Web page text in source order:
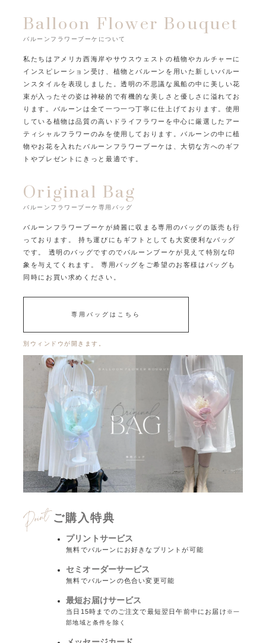
Balloon Flower Bouquet
バルーンフラワーブーケについて
私たちはアメリカ西海岸やサウスウェストの植物やカルチャーに
インスピレーション受け、 植物とバルーンを用いた新しいバルー
ンスタイルを表現しました。透明の不思議な風船の中に美しい花
束が入ったその姿は 神秘的で有機的な美しさと優しさに溢れてお
ります。
バルーンは全て一つ一つ丁寧に仕上げております。 使用
している植物は品質の高いドライフラワーを中心に 厳選したアー
ティシャルフラワーのみを使用しております。 バルーンの中に植
物やお花を入れたバルーンフラワーブーケは、大切な方へのギフ
トやプレゼントにきっと最適です。
Original Bag
バルーンフラワーブーケ専用バッグ
バルーンフラワーブーケが綺麗に収まる専用のバッグの販売も行
っております。
持ち運びにもギフトとしても大変便利なバッグ
です。
透明のバッグですのでバルーンブーケが見えて特別な印
象を与えてくれます。
専用バッグをご希望のお客様はバッグも
同時にお買い求めください。
専用バッグはこちら
別ウィンドウが開きます。
ご購入特典
プリントサービス
無料でバルーンにお好きなプリントが可能
セミオーダーサービス
無料でバルーンの色合い変更可能
最短お届けサービス
当日15時までのご注文で最短翌日午前中にお届け ※一
部地域と条件を除く